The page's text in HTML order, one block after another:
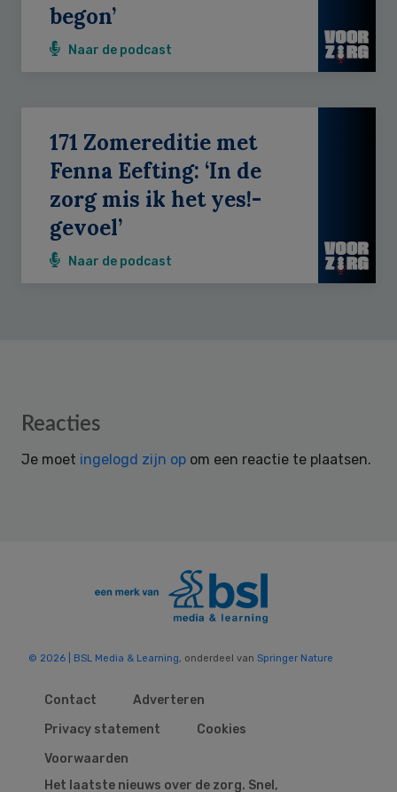
begon’
Naar de podcast
171 Zomereditie met
Fenna Eefting: ‘In de
zorg mis ik het yes!-
gevoel’
Naar de podcast
Reader
Reacties
Je moet ingelogd zijn op om een reactie te plaatsen.
© 2026 | BSL Media & Learning, onderdeel van Springer Nature
Contact
Adverteren
Privacy statement
Cookies
Voorwaarden
Het laatste nieuws over de zorg. Snel,